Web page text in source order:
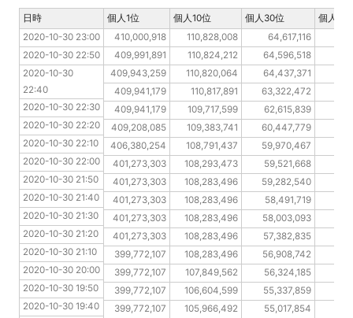
2020-10-30 23:00 410,000,918 110,828,008 64,617,116
2020-10-30 22:50
409,991,891 110,824,212 64,596,518
2020-10-30 22:40
409,943,259 110,820,064 64,437,371
2020-10-30 22:30
409,941,179 110,817,891 63,322,472
2020-10-30 22:20
409,941,179 109,717,599 62,615,839
2020-10-30 22:10
409,208,085 109,383,741 60,447,779
2020-10-30 22:00
406,380,254 108,791,437 59,970,467
2020-10-30 21:50
401,273,303 108,293,473 59,521,668
2020-10-30 21:40
401,273,303 108,283,496 59,282,540
2020-10-30 21:30
401,273,303 108,283,496 58,491,719
2020-10-30 21:20
401,273,303 108,283,496 58,003,093
2020-10-30 21:10
401,273,303 108,283,496 57,382,835
2020-10-30 20:00
399,772,107 108,283,496 56,908,742
2020-10-30 19:50
399,772,107 107,849,562 56,324,185
2020-10-30 19:40
399,772,107 106,604,599 55,337,859
2020-10-30 19:30
399,772,107 105,966,492 55,017,854
日時 個人1位 個人10位 個人30位
個人
2020-10-30 23:00
2020-10-30 22:50
2020-10-30
22:40
2020-10-30 22:30
2020-10-30 22:20
2020-10-30 22:10
2020-10-30 22:00
2020-10-30 21:50
2020-10-30 21:40
2020-10-30 21:30
2020-10-30 21:20
2020-10-30 21:10
2020-10-30 20:00
2020-10-30 19:50
2020-10-30 19:40
日時